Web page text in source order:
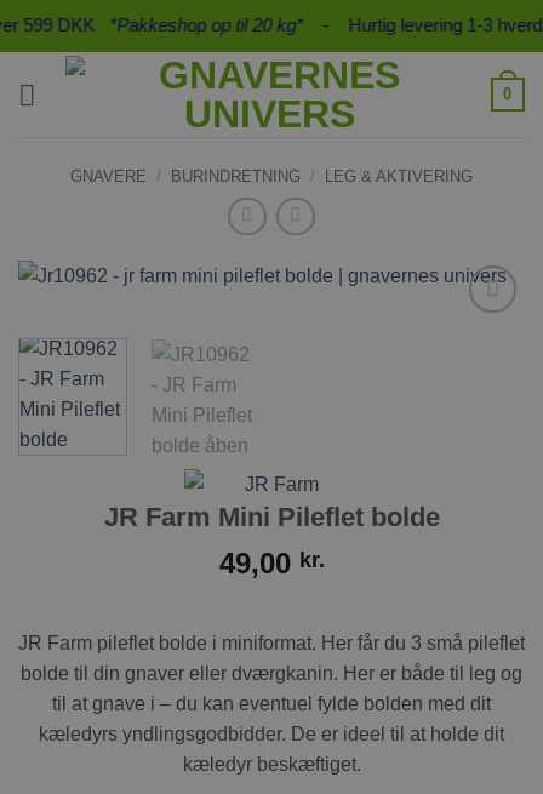
Fortsæt
599 DKK*Pakkeshop op til 20 kg*- Hurtig levering 1-3
0
GNAVERE / BURINDRETNING / LEG & AKTIVERING
JR Farm Mini Pileflet bolde
49,00 kr.
JR Farm pileflet bolde i miniformat. Her får du 3 små pileflet
bolde til din gnaver eller dværgkanin. Her er både til leg og
til at gnave i – du kan eventuel fylde bolden med dit
kæledyrs yndlingsgodbidder. De er ideel til at holde dit
kæledyr beskæftiget.